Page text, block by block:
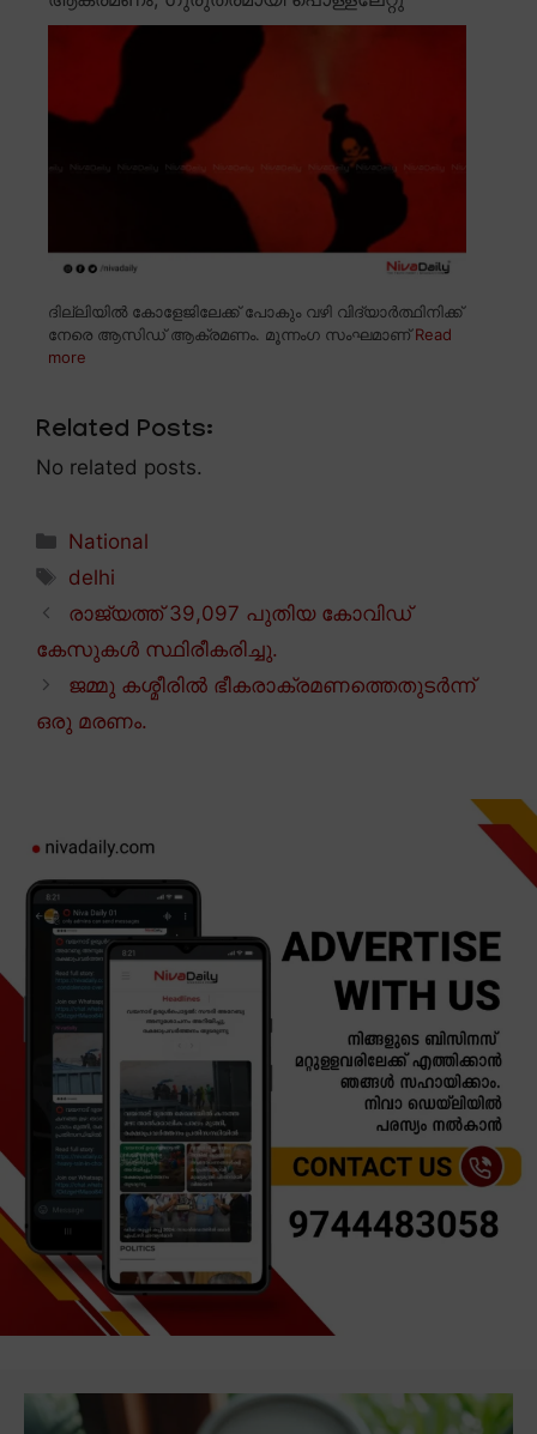
ദില്ലിയിൽ കോളേജിലേക്ക് പോകും വഴി വിദ്യാർത്ഥിനിക്ക്
നേരെ ആസിഡ് ആക്രമണം. മൂന്നംഗ സംഘമാണ്Read
more
Related Posts:
No related posts.
Categories
National
Tags
delhi
രാജ്യത്ത് 39,097 പുതിയ കോവിഡ്
കേസുകൾ സ്ഥിരീകരിച്ചു.
ജമ്മു കശ്മീരിൽ ഭീകരാക്രമണത്തെതുടർന്ന്
ഒരു മരണം.